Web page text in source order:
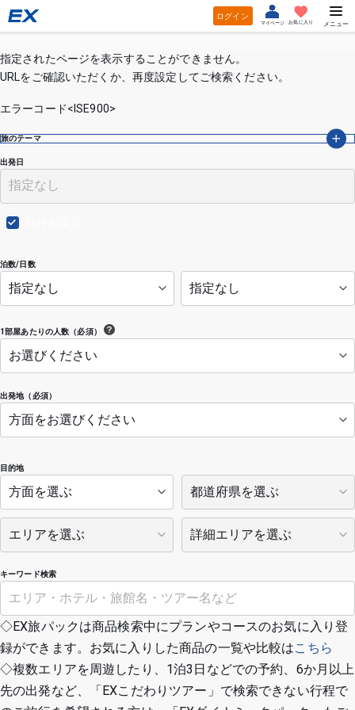
ログイン
マイページ お気に入り メニュー
指定されたページを表示することができません。
URLをご確認いただくか、再度設定してご検索ください。
エラーコード<ISE900>
出発地（必須）
出発日
泊数/日数
1部屋あたりの人数（必須）
目的地
キーワード検索
旅のテーマ
◇EX旅パックは商品検索中にプランやコースのお気に入り登
録ができます。お気に入りした商品の一覧や比較はこちら
◇複数エリアを周遊したり、1泊3日などでの予約、6か月以上
先の出発など、「EXこだわりツアー」で検索できない行程で